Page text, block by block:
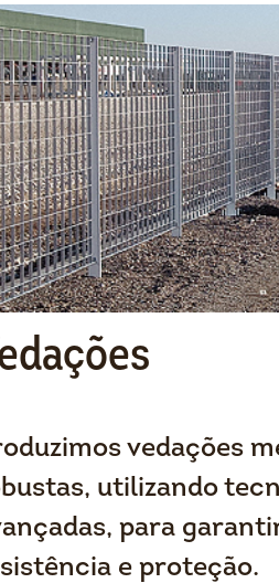
vedações
utilizando
para
e proteção.